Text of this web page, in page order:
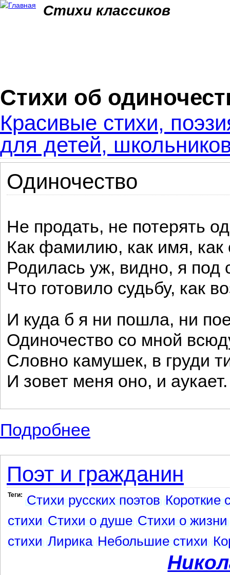
Стихи классиков
Стихи об
Красивые стихи,
для детей,
Одиночество
Не продать, не потерять
Как фамилию, как имя, как
Родилась уж, видно, я под
Что готовило судьбу, как
И куда б я ни пошла, ни
Одиночество со мной
Словно камушек, в груди
И зовет меня оно, и аукает.
Подробнее
Поэт и гражданин
Теги: Стихи русских поэтов Короткие
стихи Стихи о душе Стихи о жизни
стихи Лирика Небольшие стихи